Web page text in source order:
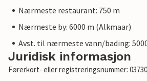
Nærmeste restaurant: 750 m
Nærmeste by: 6000 m (Alkmaar)
Avst. til nærmeste vann/bading:
Juridisk informasjon
Førerkort- eller registreringsnummer: